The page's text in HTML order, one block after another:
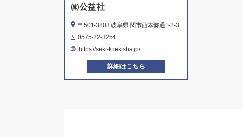
㈱公益社
〒501-3803 岐阜県 関市西本郷通1-2-3
0575-22-3254
https://seki-koekisha.jp/
詳細はこちら